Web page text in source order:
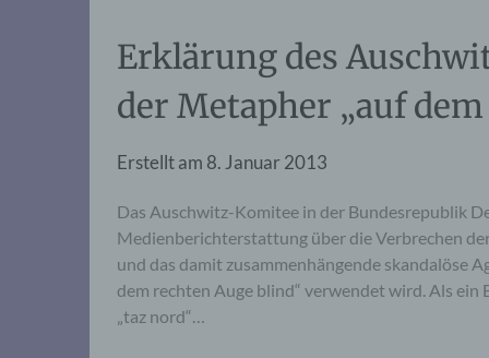
Erklärung des
der Metapher „auf
Erstellt am 8. Januar 2013
Das Auschwitz-Komitee in der Bundesrepublik
Medienberichterstattung über die Verbrechen
und das damit zusammenhängende skandalöse
dem rechten Auge blind“ verwendet wird. Als
„taz nord“…